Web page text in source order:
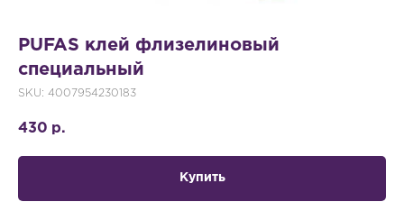
PUFAS клей флизелиновый
специальный
SKU: 4007954230183
430 р.
Купить